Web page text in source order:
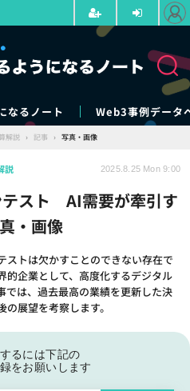
なるノート Web3事例データ
解説 › 記事 › 写真・画像
テスト AI需要が牽引す
・画像
ストは欠かすことのできない存在で
的企業として、高度化するデジタル
では、過去最高の業績を更新した決
展望を考察します。
説 2025.8.25 Mon 9:00
るには下記の
をお願いします